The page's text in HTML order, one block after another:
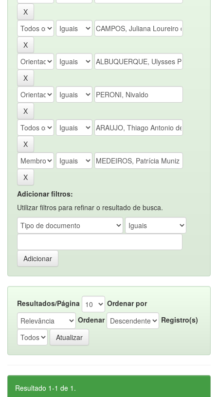
Adicionar filtros:
Utilizar filtros para refinar o resultado de busca.
Resultados/Página
Ordenar por
Ordenar
Registro(s)
Resultado 1-1 de 1.